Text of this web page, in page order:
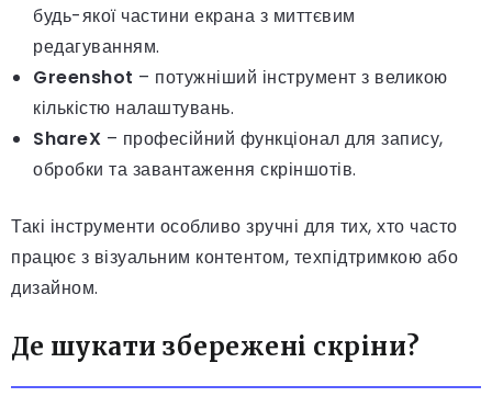
будь-якої частини екрана з миттєвим
редагуванням.
Greenshot – потужніший інструмент з великою
кількістю налаштувань.
ShareX – професійний функціонал для запису,
обробки та завантаження скріншотів.
Такі інструменти особливо зручні для тих, хто часто
працює з візуальним контентом, техпідтримкою або
дизайном.
Де шукати збережені скріни?